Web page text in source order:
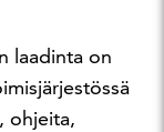
laadinta on
ohjeita,